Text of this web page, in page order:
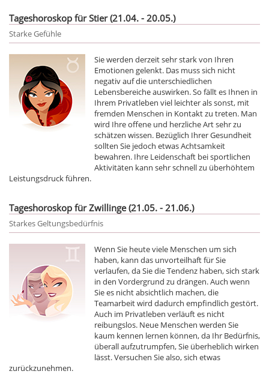
Tageshoroskop für Stier (21.04. - 20.05.)
Starke Gefühle
Sie werden derzeit sehr stark von Ihren
Emotionen gelenkt. Das muss sich nicht
negativ auf die unterschiedlichen
Lebensbereiche auswirken. So fällt es Ihnen in
Ihrem Privatleben viel leichter als sonst, mit
fremden Menschen in Kontakt zu treten. Man
wird Ihre offene und herzliche Art sehr zu
schätzen wissen. Bezüglich Ihrer Gesundheit
sollten Sie jedoch etwas Achtsamkeit
bewahren. Ihre Leidenschaft bei sportlichen
Aktivitäten kann sehr schnell zu überhöhtem
Leistungsdruck führen.
Tageshoroskop für Zwillinge (21.05. - 21.06.)
Starkes Geltungsbedürfnis
Wenn Sie heute viele Menschen um sich
haben, kann das unvorteilhaft für Sie
verlaufen, da Sie die Tendenz haben, sich stark
in den Vordergrund zu drängen. Auch wenn
Sie es nicht absichtlich machen, die
Teamarbeit wird dadurch empfindlich gestört.
Auch im Privatleben verläuft es nicht
reibungslos. Neue Menschen werden Sie
kaum kennen lernen können, da Ihr Bedürfnis,
überall aufzutrumpfen, Sie überheblich wirken
lässt. Versuchen Sie also, sich etwas
zurückzunehmen.